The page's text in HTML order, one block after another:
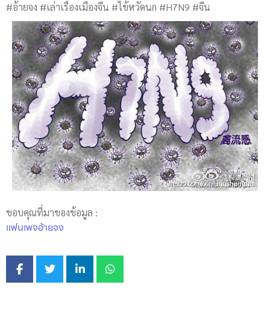
#อ้ายจง #เล่าเรื่องเมืองจีน #ไข้หวัดนก #H7N9 #จีน
ขอบคุณที่มาของข้อมูล :
แฟนเพจอ้ายจง